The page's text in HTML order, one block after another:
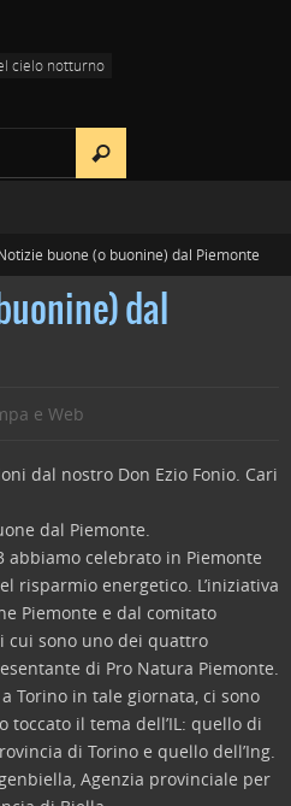
cielo notturno
buone (o buonine) dal Piemonte
dal
e Web
dal nostro Don Ezio Fonio. Cari
dal Piemonte.
abbiamo celebrato in Piemonte
risparmio energetico. L’iniziativa
Piemonte e dal comitato
cui sono uno dei quattro
di Pro Natura Piemonte.
Torino in tale giornata, ci sono
il tema dell’IL: quello di
di Torino e quello dell’Ing.
Agenzia provinciale per